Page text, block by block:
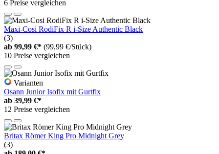
6 Preise vergleichen
Maxi-Cosi RodiFix R i-Size Authentic Black
(3)
ab 99,99 €* (99,99 €/Stück)
10 Preise vergleichen
Varianten
Osann Junior Isofix mit Gurtfix
ab 39,99 €*
12 Preise vergleichen
Britax Römer King Pro Midnight Grey
(3)